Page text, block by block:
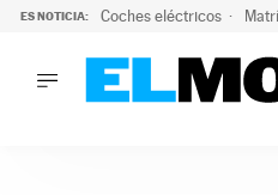
ES NOTICIA: Coches eléctricos